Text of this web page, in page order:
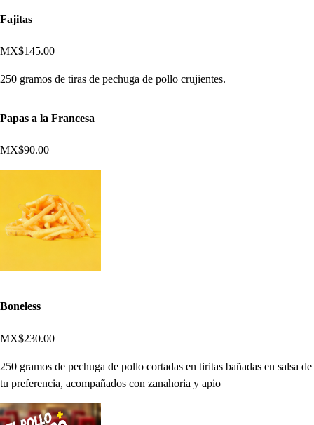
Fajitas
MX$145.00
250 gramos de tiras de pechuga de pollo crujientes.
Papas a la Francesa
MX$90.00
Boneless
MX$230.00
250 gramos de pechuga de pollo cortadas en tiritas bañadas en salsa de
tu preferencia, acompañados con zanahoria y apio